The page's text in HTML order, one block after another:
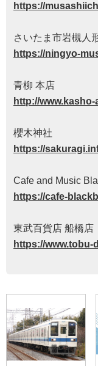
https://
さいたま市岩槻人
https://ningyo-
青柳 本店
http://
櫻木神社
https://
Cafe and Music
https://cafe-
東武百貨店 船橋店
https://